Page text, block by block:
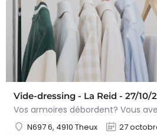
Vide-dressing - La Reid - 27/10/
N697 6, 4910 Theux 27